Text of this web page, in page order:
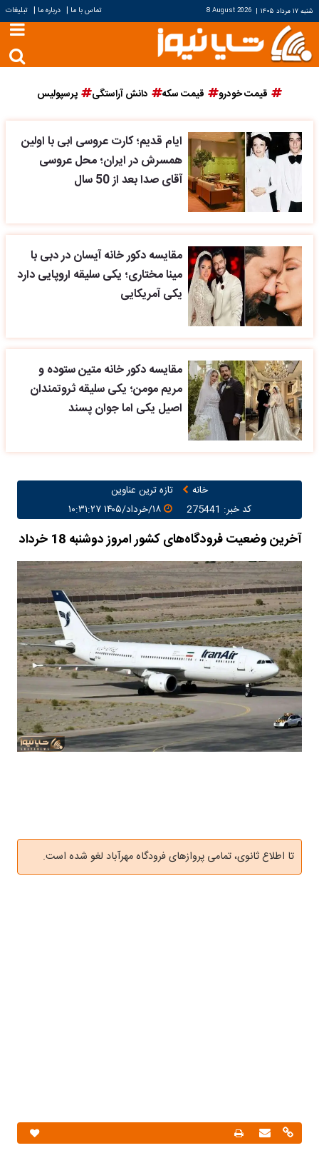
شنبه ۱۷ مرداد ۱۴۰۵ |
8 August 2026 تماس با ما | درباره ما | تبلیغات
قیمت خودرو قیمت سکه دانش آراستگی پرسپولیس
ایام قدیم؛ کارت عروسی ابی با اولین
همسرش در ایران؛ محل عروسی
آقای صدا بعد از 50 سال
مقایسه دکور خانه آیسان در دبی با
مینا مختاری؛ یکی سلیقه اروپایی دارد
یکی آمریکایی
مقایسه دکور خانه متین ستوده و
مریم مومن؛ یکی سلیقه ثروتمندان
اصیل یکی اما جوان پسند
خانه
تازه ترین عناوین
کد خبر: 275441
۱۸/خرداد/۱۴۰۵ ۱۰:۳۱:۲۷
آخرین وضعیت فرودگاه‌های کشور امروز دوشنبه 18 خرداد
تا اطلاع ثانوی، تمامی پروازهای فرودگاه مهرآباد لغو شده است.